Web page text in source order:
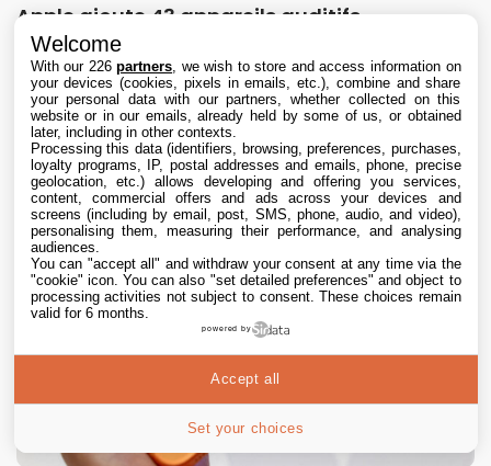
Apple ajoute 43 appareils auditifs
compatibles Made for iPhone (MFi)
8 Aug. 2026 • 8:00
Welcome
With our 226partners , we wish to store and access information on
your devices (cookies, pixels in emails, etc.), combine and share
your personal data with our partners, whether collected on this
website or in our emails, already held by some of us, or obtained
later, including in other contexts.
Processing this data (identifiers, browsing, preferences, purchases,
loyalty programs, IP, postal addresses and emails, phone, precise
geolocation, etc.) allows developing and offering you services,
content, commercial offers and ads across your devices and
screens (including by email, post, SMS, phone, audio, and video),
personalising them, measuring their performance, and analysing
audiences.
You can "accept all" and withdraw your consent at any time via the
"cookie" icon. You can also "set detailed preferences" and object to
processing activities not subject to consent. These choices remain
valid for 6 months.
powered by
Set your choices
Accept all